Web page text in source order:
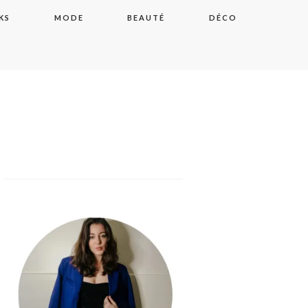
MODE BEAUTÉ DÉCO